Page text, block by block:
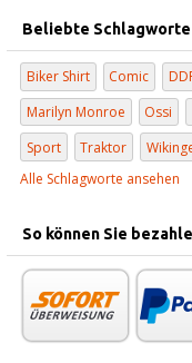
Beliebte Schlagworte
Biker Shirt Comic
Marilyn Monroe
Ossi
Sport
Traktor
Alle Schlagworte ansehen
So können Sie